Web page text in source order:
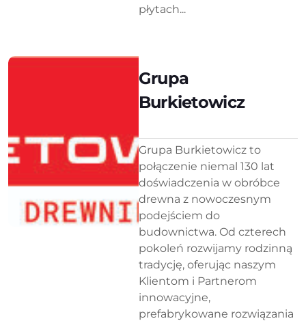
płytach...
Grupa
Burkietowicz
Grupa Burkietowicz to
połączenie niemal 130 lat
doświadczenia w obróbce
drewna z nowoczesnym
podejściem do
budownictwa. Od czterech
pokoleń rozwijamy rodzinną
tradycję, oferując naszym
Klientom i Partnerom
innowacyjne,
prefabrykowane rozwiązania